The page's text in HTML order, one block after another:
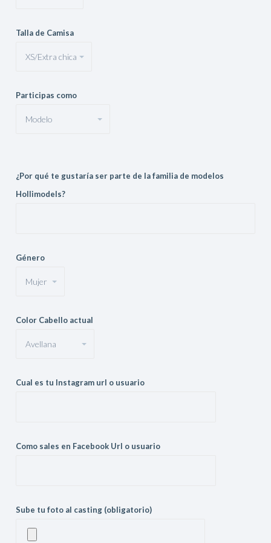
Talla de Camisa
Participas como
¿Por qué te gustaría ser parte de la familia de modelos
Hollimodels?
Género
Color Cabello actual
Cual es tu Instagram url o usuario
Como sales en Facebook Url o usuario
Sube tu foto al casting (obligatorio)